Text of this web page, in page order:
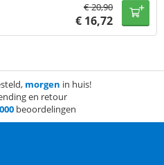
€20,90
€ 16,72
morgen in huis!
en retour
beoordelingen